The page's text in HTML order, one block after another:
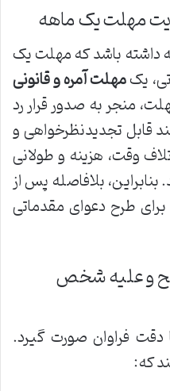
مهلت یک ماهه
داشته باشد که مهلت یک
یکمهلت آمره و قانونی
منجر به صدور قرار رد
قابل تجدیدنظرخواهی و
وقت، هزینه و طولانی
بلافاصله پس از
برای طرح دعوای مقدماتی
و علیه شخص
دقت فراوان صورت گیرد.
که: